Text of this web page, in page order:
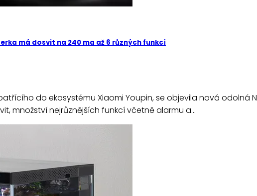
má dosvit na 240 ma až 6 různých funkcí
do ekosystému Xiaomi Youpin, se objevila nová odolná
množství nejrůznějších funkcí včetně alarmu a…